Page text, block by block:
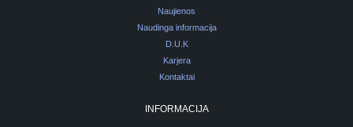
Naujienos
Naudinga informacija
D.U.K
Karjera
Kontaktai
INFORMACIJA